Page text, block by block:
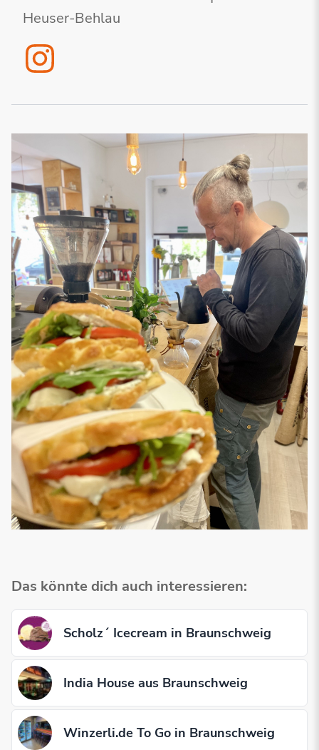
Heuser-Behlau
Das könnte dich auch interessieren:
Scholz´ Icecream in Braunschweig
India House aus Braunschweig
Winzerli.de To Go in Braunschweig